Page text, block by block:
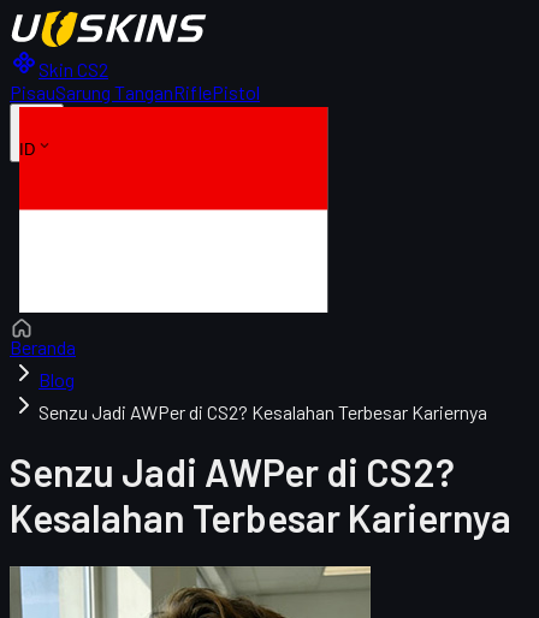
Skin CS2
PisauSarung TanganRiflePistol
ID
Beranda
Blog
Senzu Jadi AWPer di CS2? Kesalahan Terbesar Kariernya
Senzu Jadi AWPer di CS2?
Kesalahan Terbesar Kariernya